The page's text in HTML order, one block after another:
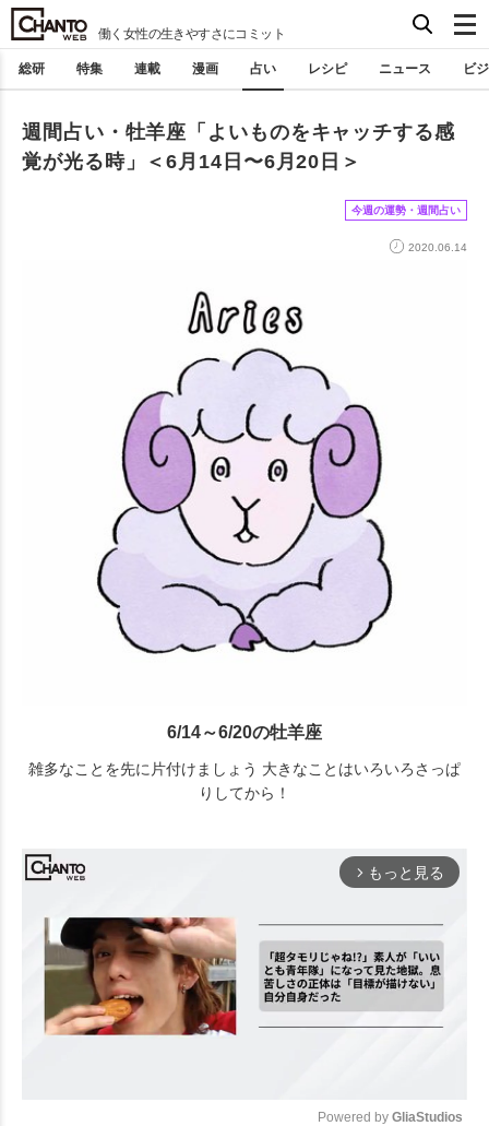
働く女性の生きやすさにコミット
総研 特集 連載 漫画 占い レシピ ニュース ビ
週間占い・牡羊座「よいものをキャッチする感
覚が光る時」＜6月14日〜6月20日＞
今週の運勢・週間占い
2020.06.14
6/14～6/20の牡羊座
雑多なことを先に片付けましょう 大きなことはいろいろさっぱ
りしてから！
arrow_forward_ios もっと見る
Powered by GliaStudios